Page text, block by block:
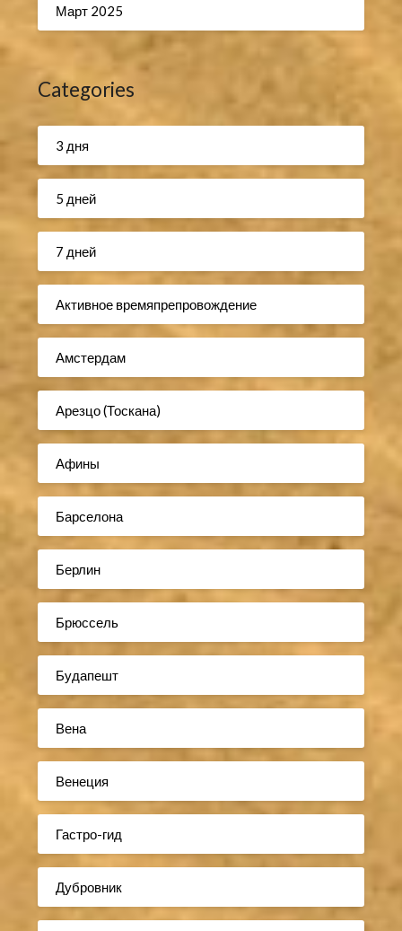
Март 2025
Categories
3 дня
5 дней
7 дней
Активное времяпрепровождение
Амстердам
Арезцо (Тоскана)
Афины
Барселона
Берлин
Брюссель
Будапешт
Вена
Венеция
Гастро-гид
Дубровник